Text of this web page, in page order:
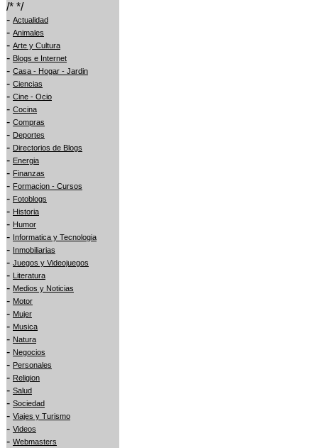
/* */
- Actualidad
- Animales
- Arte y Cultura
- Blogs e Internet
- Casa - Hogar - Jardin
- Ciencias
- Cine - Ocio
- Cocina
- Compras
- Deportes
- Directorios de Blogs
- Energia
- Finanzas
- Formacion - Cursos
- Fotoblogs
- Historia
- Humor
- Informatica y Tecnologia
- Inmobiliarias
- Juegos y Videojuegos
- Literatura
- Medios y Noticias
- Motor
- Mujer
- Musica
- Natura
- Negocios
- Personales
- Religion
- Salud
- Sociedad
- Viajes y Turismo
- Videos
- Webmasters